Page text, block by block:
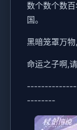
数个数个数
国。
黑暗笼罩万
命运之子啊,
--------